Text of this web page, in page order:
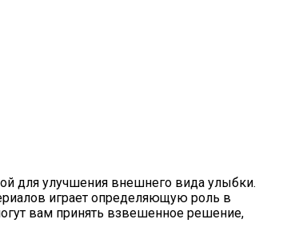
для улучшения внешнего вида улыбки.
играет определяющую роль в
вам принять взвешенное решение,